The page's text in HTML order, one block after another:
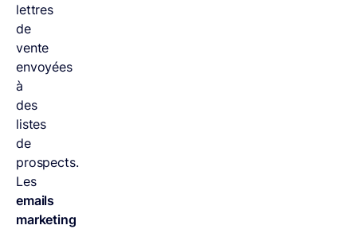
lettres
de
vente
envoyées
à
des
listes
de
prospects.
Les
emails
marketing